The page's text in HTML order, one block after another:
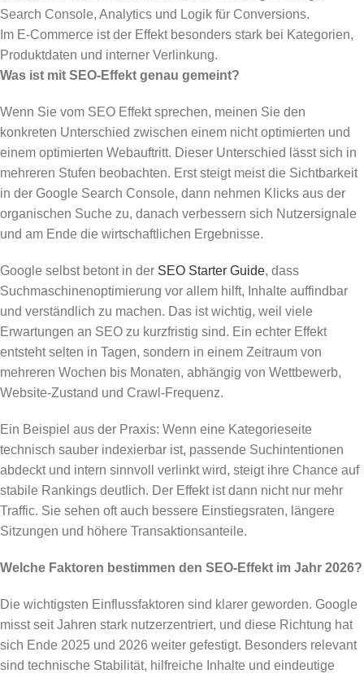
Search Console, Analytics und Logik für Conversions.
Im E-Commerce ist der Effekt besonders stark bei Kategorien,
Produktdaten und interner Verlinkung.
Was ist mit SEO-Effekt genau gemeint?
Wenn Sie vom SEO Effekt sprechen, meinen Sie den
konkreten Unterschied zwischen einem nicht optimierten und
einem optimierten Webauftritt. Dieser Unterschied lässt sich in
mehreren Stufen beobachten. Erst steigt meist die Sichtbarkeit
in der Google Search Console, dann nehmen Klicks aus der
organischen Suche zu, danach verbessern sich Nutzersignale
und am Ende die wirtschaftlichen Ergebnisse.
Google selbst betont in der SEO Starter Guide, dass
Suchmaschinenoptimierung vor allem hilft, Inhalte auffindbar
und verständlich zu machen. Das ist wichtig, weil viele
Erwartungen an SEO zu kurzfristig sind. Ein echter Effekt
entsteht selten in Tagen, sondern in einem Zeitraum von
mehreren Wochen bis Monaten, abhängig von Wettbewerb,
Website-Zustand und Crawl-Frequenz.
Ein Beispiel aus der Praxis: Wenn eine Kategorieseite
technisch sauber indexierbar ist, passende Suchintentionen
abdeckt und intern sinnvoll verlinkt wird, steigt ihre Chance auf
stabile Rankings deutlich. Der Effekt ist dann nicht nur mehr
Traffic. Sie sehen oft auch bessere Einstiegsraten, längere
Sitzungen und höhere Transaktionsanteile.
Welche Faktoren bestimmen den SEO-Effekt im Jahr 2026?
Die wichtigsten Einflussfaktoren sind klarer geworden. Google
misst seit Jahren stark nutzerzentriert, und diese Richtung hat
sich Ende 2025 und 2026 weiter gefestigt. Besonders relevant
sind technische Stabilität, hilfreiche Inhalte und eindeutige